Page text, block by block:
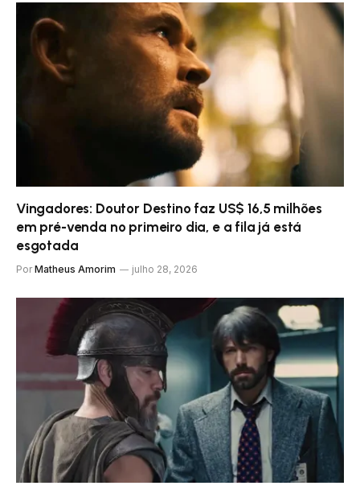
Vingadores: Doutor Destino faz US$ 16,5 milhões
em pré-venda no primeiro dia, e a fila já está
esgotada
Por Matheus Amorim julho 28, 2026